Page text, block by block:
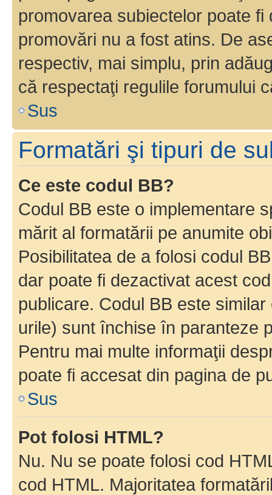
promovarea subiectelor poate
promovări nu a fost atins. De
respectiv, mai simplu, prin
că respectaţi regulile forumului
Sus
Formatări şi tipuri de
Ce este codul BB?
Codul BB este o implementare
mărit al formatării pe anumite
Posibilitatea de a folosi codul
dar poate fi dezactivat acest
publicare. Codul BB este
urile) sunt închise în paranteze
Pentru mai multe informaţii
poate fi accesat din pagina de
Sus
Pot folosi HTML?
Nu. Nu se poate folosi cod
cod HTML. Majoritatea